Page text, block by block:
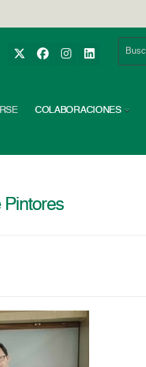
RSE COLABORACIONES
Pintores